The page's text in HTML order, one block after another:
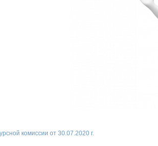
комиссии от 30.07.2020 г.